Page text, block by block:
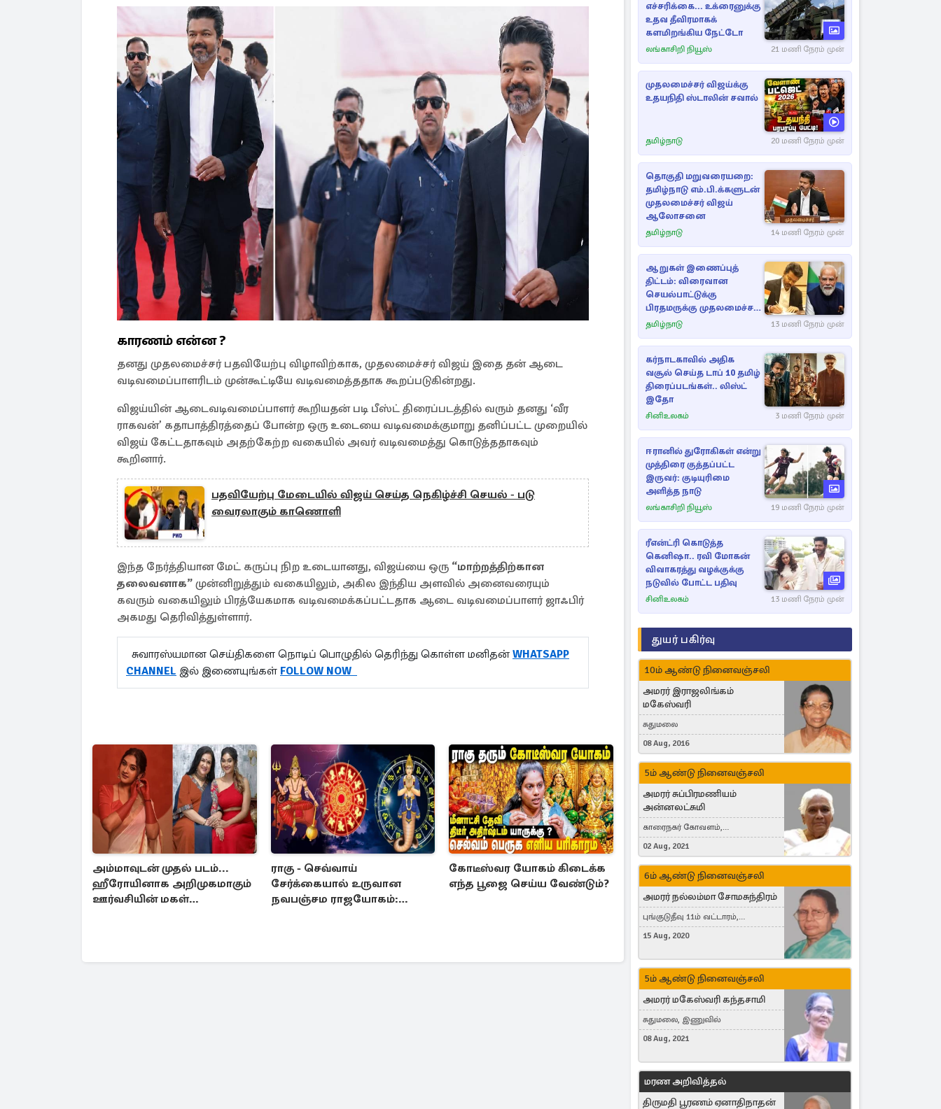
காரணம் என்ன ?
தனது முதலமைச்சர் பதவியேற்பு விழாவிற்காக, முதலமைச்சர் விஜய் இதை தன் ஆடை
வடிவமைப்பாளரிடம் முன்கூட்டியே வடிவமைத்ததாக கூறப்படுகின்றது.
விஜய்யின் ஆடைவடிவமைப்பாளர் கூறியதன் படி பீஸ்ட் திரைப்படத்தில் வரும் தனது ‘வீர
ராகவன்’ கதாபாத்திரத்தைப் போன்ற ஒரு உடையை வடிவமைக்குமாறு தனிப்பட்ட முறையில்
விஜய் கேட்டதாகவும் அதற்கேற்ற வகையில் அவர் வடிவமைத்து கொடுத்ததாகவும்
கூறினார்.
பதவியேற்பு மேடையில் விஜய் செய்த நெகிழ்ச்சி செயல் - படு
வைரலாகும் காணொளி
இந்த நேர்த்தியான மேட் கருப்பு நிற உடையானது, விஜய்யை ஒரு “மாற்றத்திற்கான
தலைவனாக” முன்னிறுத்தும் வகையிலும், அகில இந்திய அளவில் அனைவரையும்
கவரும் வகையிலும் பிரத்யேகமாக வடிவமைக்கப்பட்டதாக ஆடை வடிவமைப்பாளர் ஜாஃபிர்
அகமது தெரிவித்துள்ளார்.
சுவாரஸ்யமான செய்திகளை நொடிப் பொழுதில் தெரிந்து கொள்ள மனிதன் WHATSAPP
CHANNEL இல் இணையுங்கள் FOLLOW NOW
அம்மாவுடன் முதல் படம்...
ஹீரோயினாக அறிமுகமாகும்
ஊர்வசியின் மகள்
ராகு - செவ்வாய்
சேர்க்கையால் உருவான
நவபஞ்சம ராஜயோகம்:
கோடீஸ்வர யோகம் கிடைக்க
எந்த பூஜை செய்ய வேண்டும்?
எச்சரிக்கை... உக்ரைனுக்கு
உதவ தீவிரமாகக்
களமிறங்கிய நேட்டோ
லங்காசிறி நியூஸ் 21 மணி நேரம் முன்
முதலமைச்சர் விஜய்க்கு
உதயநிதி ஸ்டாலின் சவால்
தமிழ்நாடு 20 மணி நேரம் முன்
தொகுதி மறுவரையறை:
தமிழ்நாடு எம்.பி.க்களுடன்
முதலமைச்சர் விஜய்
ஆலோசனை
தமிழ்நாடு 14 மணி நேரம் முன்
ஆறுகள் இணைப்புத்
திட்டம்: விரைவான
செயல்பாட்டுக்கு
பிரதமருக்கு முதலமைச்சர்
கடிதம்
தமிழ்நாடு 13 மணி நேரம் முன்
கர்நாடகாவில் அதிக
வசூல் செய்த டாப் 10 தமிழ்
திரைப்படங்கள்.. லிஸ்ட்
இதோ
சினிஉலகம் 3 மணி நேரம் முன்
ஈரானில் துரோகிகள் என்று
முத்திரை குத்தப்பட்ட
இருவர்: குடியுரிமை
அளித்த நாடு
லங்காசிறி நியூஸ் 19 மணி நேரம் முன்
ரீஎன்ட்ரி கொடுத்த
கெனிஷா.. ரவி மோகன்
விவாகரத்து வழக்குக்கு
நடுவில் போட்ட பதிவு
சினிஉலகம் 13 மணி நேரம் முன்
துயர் பகிர்வு
10ம் ஆண்டு நினைவஞ்சலி
அமரர் இராஜலிங்கம்
மகேஸ்வரி
சுதுமலை
08 Aug, 2016
5ம் ஆண்டு நினைவஞ்சலி
அமரர் சுப்பிரமணியம்
அன்னலட்சுமி
காரைநகர் கோவளம்,
வெள்ளவத்தை
02 Aug, 2021
6ம் ஆண்டு நினைவஞ்சலி
அமரர் நல்லம்மா சோமசுந்திரம்
புங்குடுதீவு 11ம் வட்டாரம்,
கொட்டாஞ்சேனை
15 Aug, 2020
5ம் ஆண்டு நினைவஞ்சலி
அமரர் மகேஸ்வரி கந்தசாமி
சுதுமலை, இணுவில்
08 Aug, 2021
மரண அறிவித்தல்
திருமதி பூரணம் ஏனாதிநாதன்